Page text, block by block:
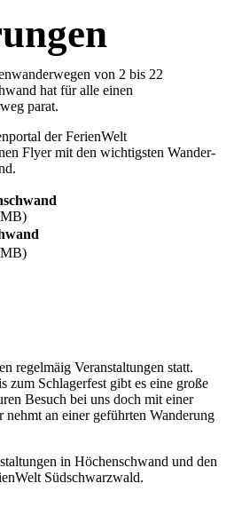
von 2 bis 22
hat für alle einen
parat.
der FerienWelt
Flyer mit den wichtigsten Wander-
regelmäig Veranstaltungen statt.
zum Schlagerfest gibt es eine große
Besuch bei uns doch mit einer
nehmt an einer geführten Wanderung
in Höchenschwand und den
Südschwarzwald.